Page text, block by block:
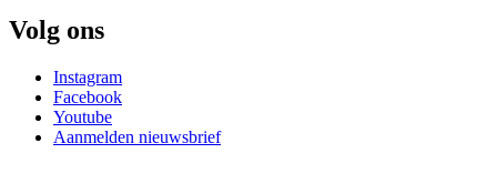
Volg ons
Instagram
Facebook
Youtube
Aanmelden nieuwsbrief